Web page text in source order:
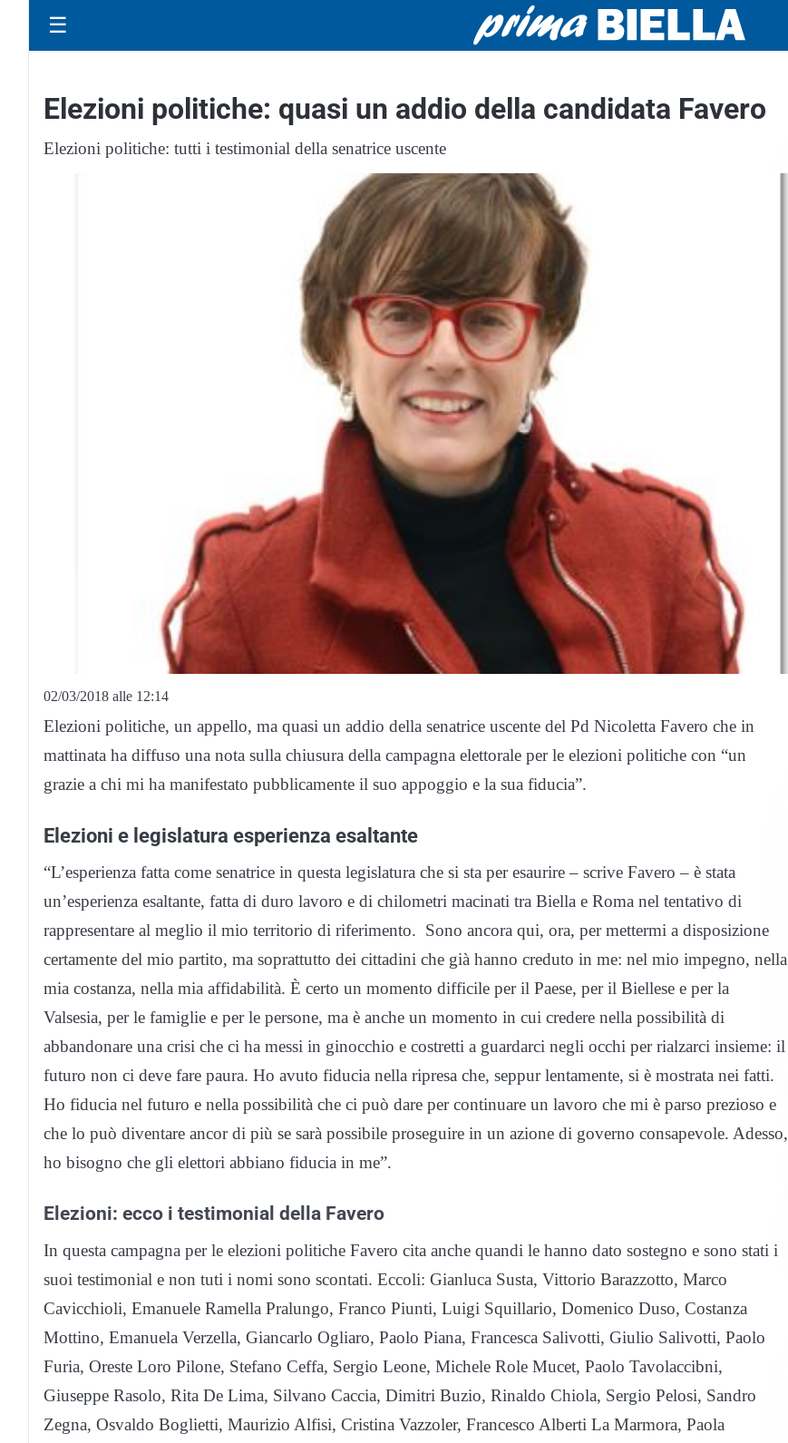
☰
Elezioni politiche: quasi un addio della candidata Favero
Elezioni politiche: tutti i testimonial della senatrice uscente
02/03/2018 alle 12:14
Elezioni politiche, un appello, ma quasi un addio della senatrice uscente del Pd Nicoletta Favero che in
mattinata ha diffuso una nota sulla chiusura della campagna elettorale per le elezioni politiche con “un
grazie a chi mi ha manifestato pubblicamente il suo appoggio e la sua fiducia”.
Elezioni e legislatura esperienza esaltante
“L’esperienza fatta come senatrice in questa legislatura che si sta per esaurire – scrive Favero – è stata
un’esperienza esaltante, fatta di duro lavoro e di chilometri macinati tra Biella e Roma nel tentativo di
rappresentare al meglio il mio territorio di riferimento. Sono ancora qui, ora, per mettermi a disposizione
certamente del mio partito, ma soprattutto dei cittadini che già hanno creduto in me: nel mio impegno, nella
mia costanza, nella mia affidabilità. È certo un momento difficile per il Paese, per il Biellese e per la
Valsesia, per le famiglie e per le persone, ma è anche un momento in cui credere nella possibilità di
abbandonare una crisi che ci ha messi in ginocchio e costretti a guardarci negli occhi per rialzarci insieme: il
futuro non ci deve fare paura. Ho avuto fiducia nella ripresa che, seppur lentamente, si è mostrata nei fatti.
Ho fiducia nel futuro e nella possibilità che ci può dare per continuare un lavoro che mi è parso prezioso e
che lo può diventare ancor di più se sarà possibile proseguire in un azione di governo consapevole. Adesso,
ho bisogno che gli elettori abbiano fiducia in me”.
Elezioni: ecco i testimonial della Favero
In questa campagna per le elezioni politiche Favero cita anche quandi le hanno dato sostegno e sono stati i
suoi testimonial e non tuti i nomi sono scontati. Eccoli: Gianluca Susta, Vittorio Barazzotto, Marco
Cavicchioli, Emanuele Ramella Pralungo, Franco Piunti, Luigi Squillario, Domenico Duso, Costanza
Mottino, Emanuela Verzella, Giancarlo Ogliaro, Paolo Piana, Francesca Salivotti, Giulio Salivotti, Paolo
Furia, Oreste Loro Pilone, Stefano Ceffa, Sergio Leone, Michele Role Mucet, Paolo Tavolaccibni,
Giuseppe Rasolo, Rita De Lima, Silvano Caccia, Dimitri Buzio, Rinaldo Chiola, Sergio Pelosi, Sandro
Zegna, Osvaldo Boglietti, Maurizio Alfisi, Cristina Vazzoler, Francesco Alberti La Marmora, Paola